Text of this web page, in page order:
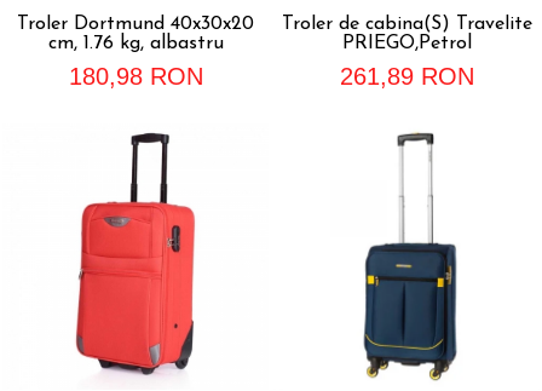
Troler Dortmund 40x30x20
cm, 1.76 kg, albastru
180,98 RON
Troler de cabina(S) Travelite
PRIEGO,Petrol
261,89 RON